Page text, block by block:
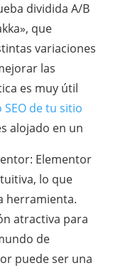
dividida A/B
que
variaciones
las
es muy útil
de tu sitio
alojado en un
Elementor
lo que
herramienta.
atractiva para
de
puede ser una